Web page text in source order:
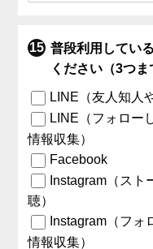
普段利用してい
ください（3つま
LINE（友人知人
LINE（フォロー
情報収集）
Facebook
Instagram（スト
聴）
Instagram（フ
情報収集）